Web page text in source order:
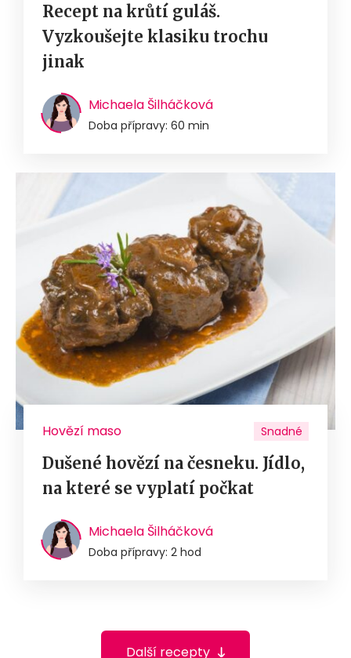
Recept na krůtí guláš.
Vyzkoušejte klasiku trochu
jinak
Michaela Šilháčková
Doba přípravy: 60 min
Hovězí maso Snadné
Dušené hovězí na česneku. Jídlo,
na které se vyplatí počkat
Michaela Šilháčková
Doba přípravy: 2 hod
Další recepty